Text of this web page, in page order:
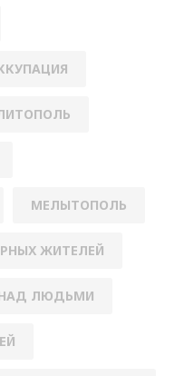
МЕЛЫТОПОЛЬ
ЖИТЕЛЕЙ
ЛЮДЬМИ